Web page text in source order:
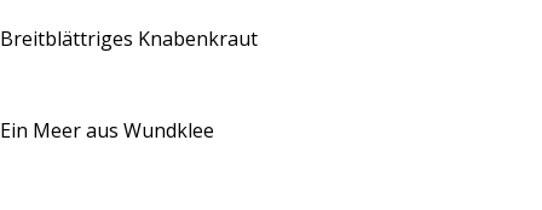
Breitblättriges Knabenkraut
Ein Meer aus Wundklee